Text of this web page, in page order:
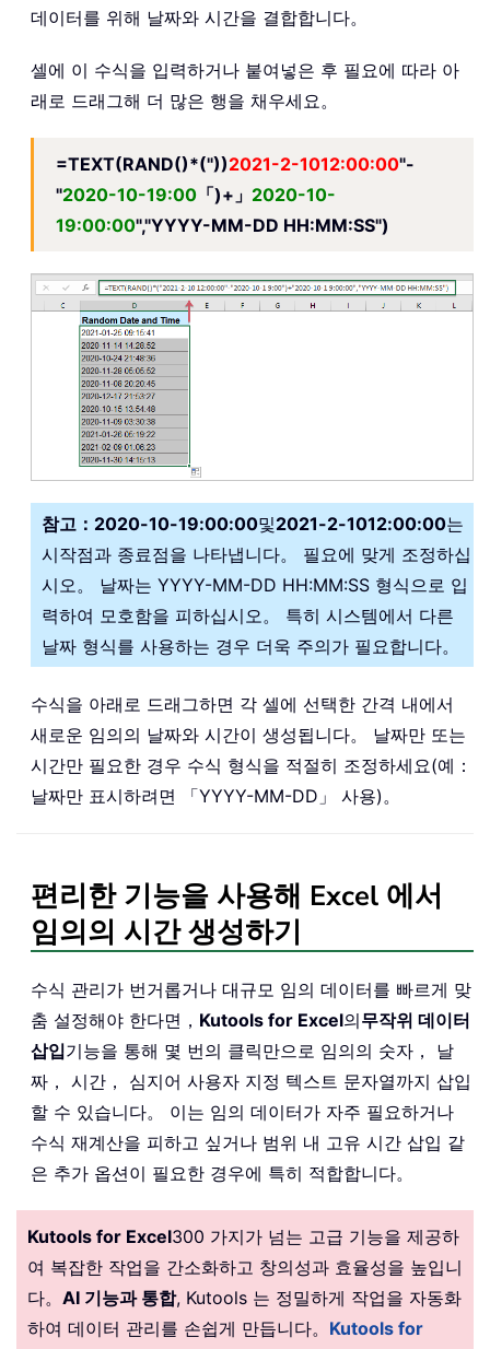
데이터를 위해 날짜와 시간을 결합합니다。
셀에 이 수식을 입력하거나 붙여넣은 후 필요에 따라 아
래로 드래그해 더 많은 행을 채우세요。
=TEXT(RAND()*("))2021-2-1012:00:00"-
"2020-10-19:00 「)+」 2020-10-
19:00:00","YYYY-MM-DD HH:MM:SS")
참고： 2020-10-19:00:00및2021-2-1012:00:00는
시작점과 종료점을 나타냅니다。 필요에 맞게 조정하십
시오。 날짜는 YYYY-MM-DD HH:MM:SS 형식으로 입
력하여 모호함을 피하십시오。 특히 시스템에서 다른
날짜 형식를 사용하는 경우 더욱 주의가 필요합니다。
수식을 아래로 드래그하면 각 셀에 선택한 간격 내에서
새로운 임의의 날짜와 시간이 생성됩니다。 날짜만 또는
시간만 필요한 경우 수식 형식을 적절히 조정하세요(예：
날짜만 표시하려면 「YYYY-MM-DD」 사용)。
편리한 기능을 사용해 Excel 에서
임의의 시간 생성하기
수식 관리가 번거롭거나 대규모 임의 데이터를 빠르게 맞
춤 설정해야 한다면， Kutools for Excel의무작위 데이터
삽입기능을 통해 몇 번의 클릭만으로 임의의 숫자， 날
짜， 시간， 심지어 사용자 지정 텍스트 문자열까지 삽입
할 수 있습니다。 이는 임의 데이터가 자주 필요하거나
수식 재계산을 피하고 싶거나 범위 내 고유 시간 삽입 같
은 추가 옵션이 필요한 경우에 특히 적합합니다。
Kutools for Excel300 가지가 넘는 고급 기능을 제공하
여 복잡한 작업을 간소화하고 창의성과 효율성을 높입니
다。 AI 기능과 통합, Kutools 는 정밀하게 작업을 자동화
하여 데이터 관리를 손쉽게 만듭니다。 Kutools for